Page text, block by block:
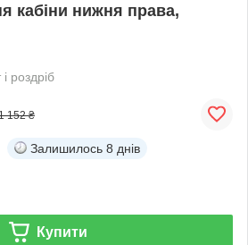
кабіни нижня права,
роздріб
152 ₴
Залишилось 8 днів
Купити